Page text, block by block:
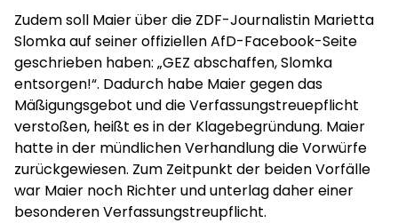
Zudem soll Maier über die ZDF-Journalistin Marietta
Slomka auf seiner offiziellen AfD-Facebook-Seite
geschrieben haben: „GEZ abschaffen, Slomka
entsorgen!“. Dadurch habe Maier gegen das
Mäßigungsgebot und die Verfassungstreuepflicht
verstoßen, heißt es in der Klagebegründung. Maier
hatte in der mündlichen Verhandlung die Vorwürfe
zurückgewiesen. Zum Zeitpunkt der beiden Vorfälle
war Maier noch Richter und unterlag daher einer
besonderen Verfassungstreupflicht.